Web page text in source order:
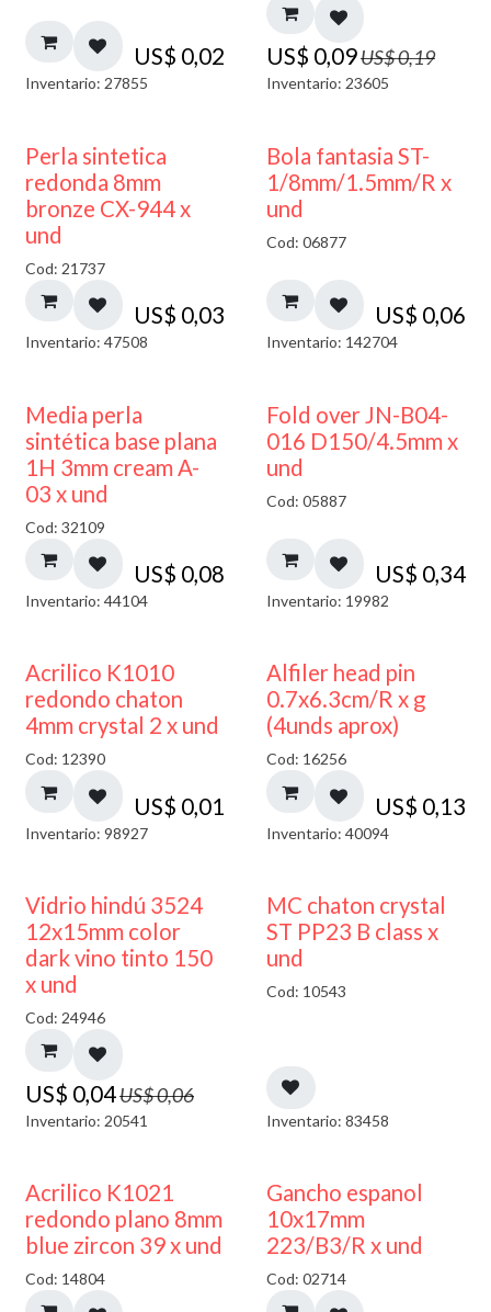
US$ 0,02
Inventario: 27855
US$ 0,09US$0,19
Inventario: 23605
Perla sintetica
redonda 8mm
bronze CX-944 x
und
Cod: 21737
US$ 0,03
Inventario: 47508
Bola fantasia ST-
1/8mm/1.5mm/R x
und
Cod: 06877
US$ 0,06
Inventario: 142704
Media perla
sintética base plana
1H 3mm cream A-
03 x und
Cod: 32109
US$ 0,08
Inventario: 44104
Fold over JN-B04-
016 D150/4.5mm x
und
Cod: 05887
US$ 0,34
Inventario: 19982
50% DESCUENTO
Acrilico K1010
redondo chaton
4mm crystal 2 x und
Cod: 12390
US$ 0,01
Inventario: 98927
Alfiler head pin
0.7x6.3cm/R x g
(4unds aprox)
Cod: 16256
US$ 0,13
Inventario: 40094
40% DESCUENTO
Vidrio hindú 3524
12x15mm color
dark vino tinto 150
x und
Cod: 24946
US$ 0,04US$0,06
Inventario: 20541
MC chaton crystal
ST PP23 B class x
und
Cod: 10543
Inventario: 83458
50% DESCUENTO
Acrilico K1021
redondo plano 8mm
blue zircon 39 x und
Cod: 14804 50% DESCUENTO
Gancho espanol
10x17mm
223/B3/R x und
Cod: 02714